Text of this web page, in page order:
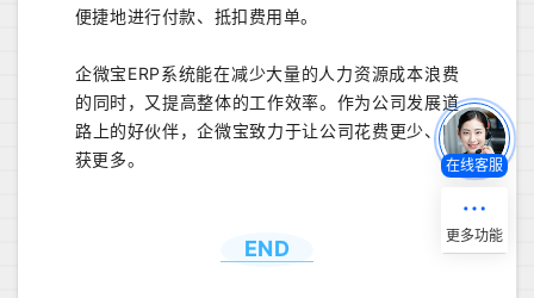
便捷地进行付款、抵扣费用单。
企微宝ERP系统能在减少大量的人力资源成本浪费
的同时，又提高整体的工作效率。作为公司发展道
路上的好伙伴，企微宝致力于让公司花费更少、收
获更多。
END
在线客服